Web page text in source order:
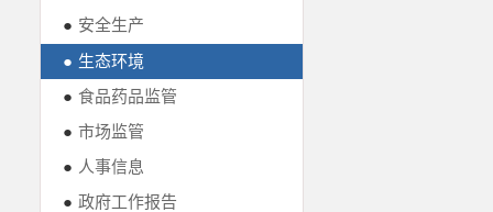
● 安全生产
● 生态环境
● 食品药品监管
● 市场监管
● 人事信息
● 政府工作报告